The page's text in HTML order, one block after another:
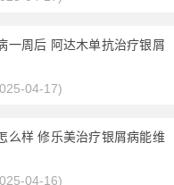
一周后 阿达木单抗治疗银屑
04-17)
么样 修乐美治疗银屑病能维
04-16)